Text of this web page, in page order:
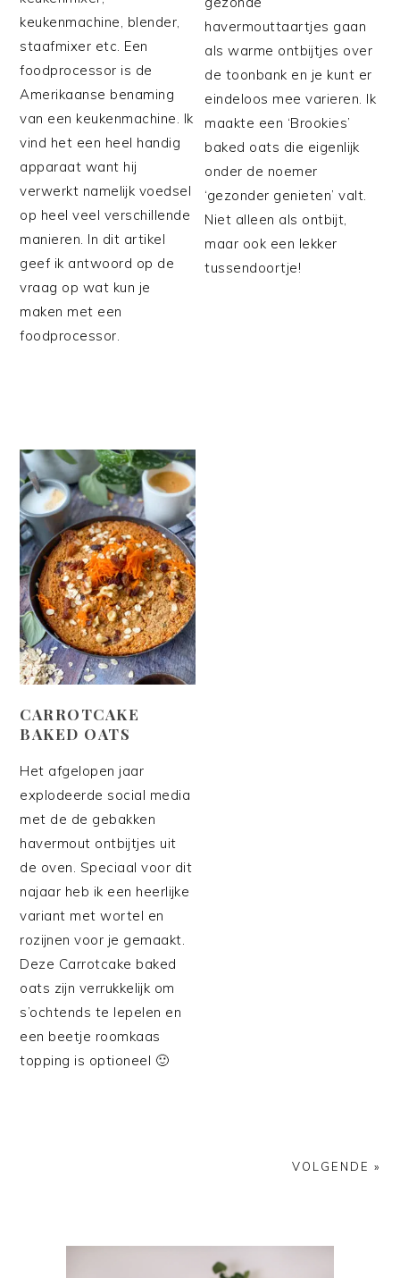
keukenmachine, blender,
staafmixer etc. Een
foodprocessor is de
Amerikaanse benaming
van een keukenmachine. Ik
vind het een heel handig
apparaat want hij
verwerkt namelijk voedsel
op heel veel verschillende
manieren. In dit artikel
geef ik antwoord op de
vraag op wat kun je
maken met een
foodprocessor.
havermouttaartjes gaan
als warme ontbijtjes over
de toonbank en je kunt er
eindeloos mee varieren. Ik
maakte een ‘Brookies’
baked oats die eigenlijk
onder de noemer
‘gezonder genieten’ valt.
Niet alleen als ontbijt,
maar ook een lekker
tussendoortje!
CARROTCAKE
BAKED OATS
Het afgelopen jaar
explodeerde social media
met de de gebakken
havermout ontbijtjes uit
de oven. Speciaal voor dit
najaar heb ik een heerlijke
variant met wortel en
rozijnen voor je gemaakt.
Deze Carrotcake baked
oats zijn verrukkelijk om
s’ochtends te lepelen en
een beetje roomkaas
topping is optioneel 🙂
VOLGENDE »